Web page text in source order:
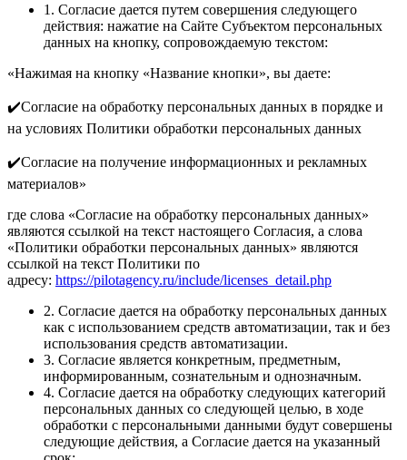
1. Согласие дается путем совершения следующего
действия: нажатие на Сайте Субъектом персональных
данных на кнопку, сопровождаемую текстом:
«Нажимая на кнопку «Название кнопки», вы даете:
✔️Согласие на обработку персональных данных в порядке и
на условиях Политики обработки персональных данных
✔️Согласие на получение информационных и рекламных
материалов»
где слова «Согласие на обработку персональных данных»
являются ссылкой на текст настоящего Согласия, а слова
«Политики обработки персональных данных» являются
ссылкой на текст Политики по
адресу: https://pilotagency.ru/include/licenses_detail.php
2. Согласие дается на обработку персональных данных
как с использованием средств автоматизации, так и без
использования средств автоматизации.
3. Согласие является конкретным, предметным,
информированным, сознательным и однозначным.
4. Согласие дается на обработку следующих категорий
персональных данных со следующей целью, в ходе
обработки с персональными данными будут совершены
следующие действия, а Согласие дается на указанный